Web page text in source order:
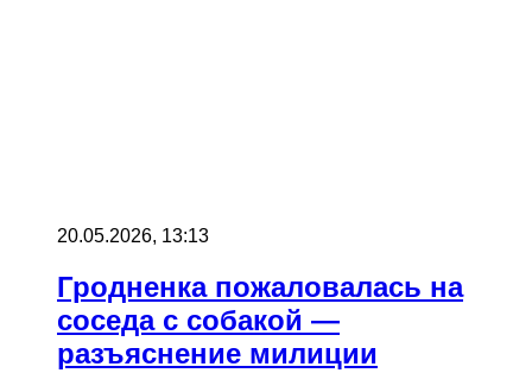
20.05.2026, 13:13
Гродненка пожаловалась на
соседа с собакой —
разъяснение милиции